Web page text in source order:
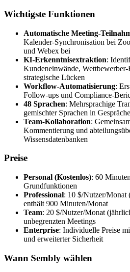
Wichtigste Funktionen
Automatische Meeting-
Kalender-Synchronisation bei
und Webex bei
KI-Erkenntnisextraktion:
Kundeneinwände,
strategische Lücken
Workflow-Automatisierung:
Follow-ups und Compliance-
48 Sprachen: Mehrsprachige
gemischter Sprachen in
Team-Kollaboration:
Kommentierung und
Wissensdatenbanken
Preise
Personal (Kostenlos): 60
Grundfunktionen
Professional: 10 $/Nutzer/Monat
enthält 900 Minuten/Monat
Team: 20 $/Nutzer/Monat
unbegrenzten Meetings
Enterprise: Individuelle Preise
und erweiterter Sicherheit
Wann Sembly wählen